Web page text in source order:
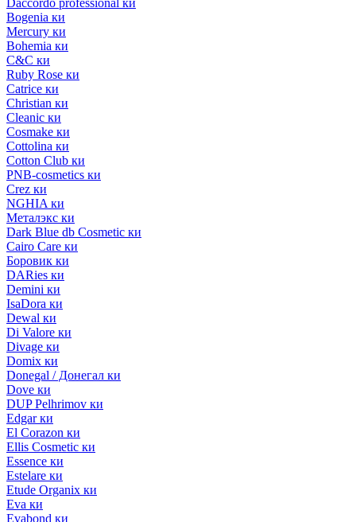
Daccordo professional ки
Bogenia ки
Mercury ки
Bohemia ки
C&C ки
Ruby Rose ки
Catrice ки
Christian ки
Cleanic ки
Cosmake ки
Cottolina ки
Cotton Club ки
PNB-cosmetics ки
Crez ки
NGHIA ки
Металэкс ки
Dark Blue db Cosmetic ки
Cairo Care ки
Боровик ки
DARies ки
Demini ки
IsaDora ки
Dewal ки
Di Valore ки
Divage ки
Domix ки
Donegal / Донегал ки
Dove ки
DUP Pelhrimov ки
Edgar ки
El Corazon ки
Ellis Cosmetic ки
Essence ки
Estelare ки
Etude Organix ки
Eva ки
Evabond ки